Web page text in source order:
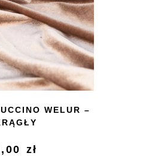
WELUR –
zł